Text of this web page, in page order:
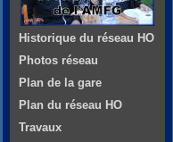
Historique du réseau HO
Photos réseau
Plan de la gare
Plan du réseau HO
Travaux